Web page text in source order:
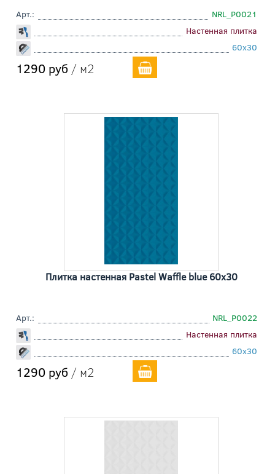
Арт.:
NRL_P0021
Настенная плитка
60x30
1290 руб / м2
Плитка настенная Pastel Waffle blue 60x30
Арт.:
NRL_P0022
Настенная плитка
60x30
1290 руб / м2